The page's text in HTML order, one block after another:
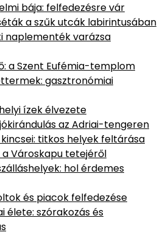
bája: felfedezésre vár
a szűk utcák labirintusában
naplementék varázsa
a Szent Eufémia-templom
gasztronómiai
ízek élvezete
az Adriai-tengeren
titkos helyek feltárása
a Városkapu tetejéről
hol érdemes
és piacok felfedezése
élete: szórakozás és